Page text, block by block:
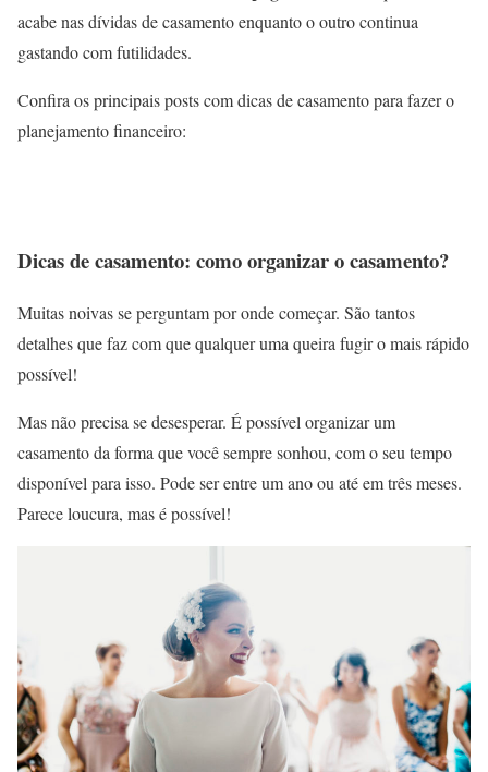
acabe nas dívidas de casamento enquanto o outro continua
gastando com futilidades.
Confira os principais posts com dicas de casamento para fazer o
planejamento financeiro:
Dicas de casamento: como organizar o casamento?
Muitas noivas se perguntam por onde começar. São tantos
detalhes que faz com que qualquer uma queira fugir o mais rápido
possível!
Mas não precisa se desesperar. É possível organizar um
casamento da forma que você sempre sonhou, com o seu tempo
disponível para isso. Pode ser entre um ano ou até em três meses.
Parece loucura, mas é possível!